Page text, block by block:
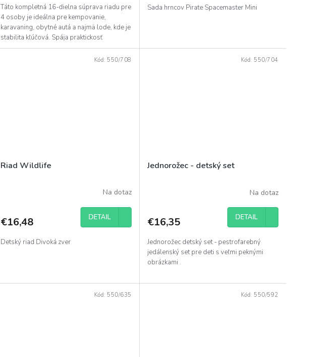
Táto kompletná 16-dielna súprava riadu pre
4 osoby je ideálna pre kempovanie,
karavaning, obytné autá a najmä lode, kde je
stabilita kľúčová. Spája praktickosť
melamínu s...
Sada hrncov Pirate Spacemaster Mini
Riad Wildlife
Na dotaz
€16,48 DETAIL
Detský riad Divoká zver
Kód: 550/708
Jednorožec - detský set
Na dotaz
€16,35 DETAIL
Jednorožec detský set - pestrofarebný
jedálenský set pre deti s veľmi peknými
obrázkami .
Kód: 550/704
Kód: 550/635 Kód: 550/592